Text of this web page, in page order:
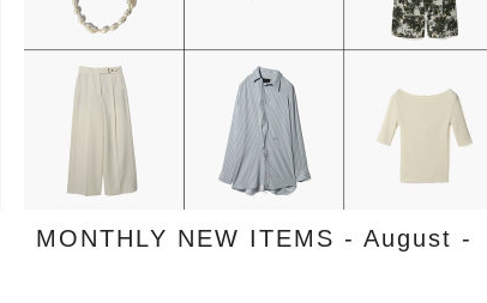
MONTHLY NEW ITEMS - August -